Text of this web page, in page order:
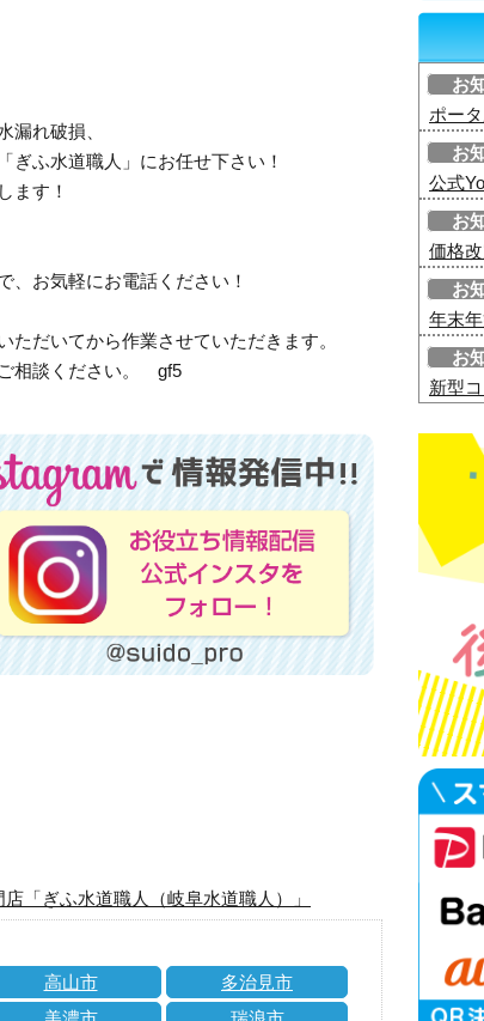
漏れ破損、
ぎふ水道職人」にお任せ下さい！
ます！
、お気軽にお電話ください！
だいてから作業させていただきます。
相談ください。 gf5
「ぎふ水道職人（岐阜水道職人）」
高山市
多治見市
お
ポー
お
公式
お
価格
お
年末
お
新型